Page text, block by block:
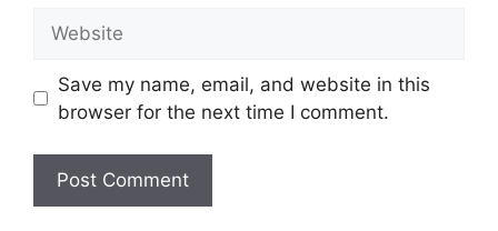
Save my name, email, and website in this
browser for the next time I comment.